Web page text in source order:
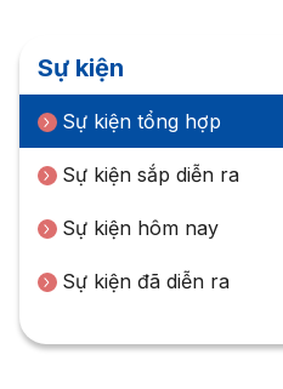
Sự kiện
Sự kiện tổng hợp
Sự kiện sắp diễn ra
Sự kiện hôm nay
Sự kiện đã diễn ra